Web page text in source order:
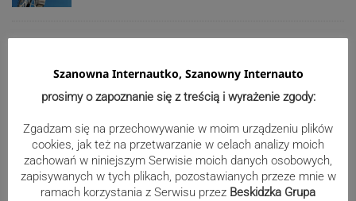
cieszyńskiego „Lasu”. Ruszyła
rozbiórka poprzemysłowego terenu
Reklama
Szanowna Internautko, Szanowny Internauto
prosimy o zapoznanie się z treścią i wyrażenie zgody:
Zgadzam się na przechowywanie w moim urządzeniu plików
cookies, jak też na przetwarzanie w celach analizy moich
zachowań w niniejszym Serwisie moich danych osobowych,
zapisywanych w tych plikach, pozostawianych przeze mnie w
ramach korzystania z Serwisu przez Beskidzka Grupa